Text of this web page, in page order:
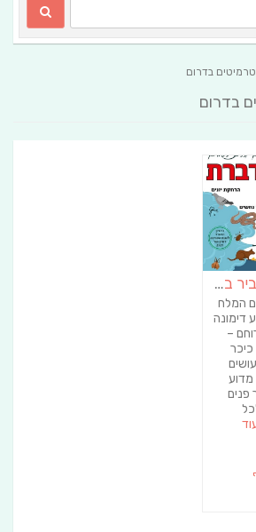
בדרום
הדברה בדרום | מדביר בדרום – א.א הדברות
המלח
דימונה
–
פנים